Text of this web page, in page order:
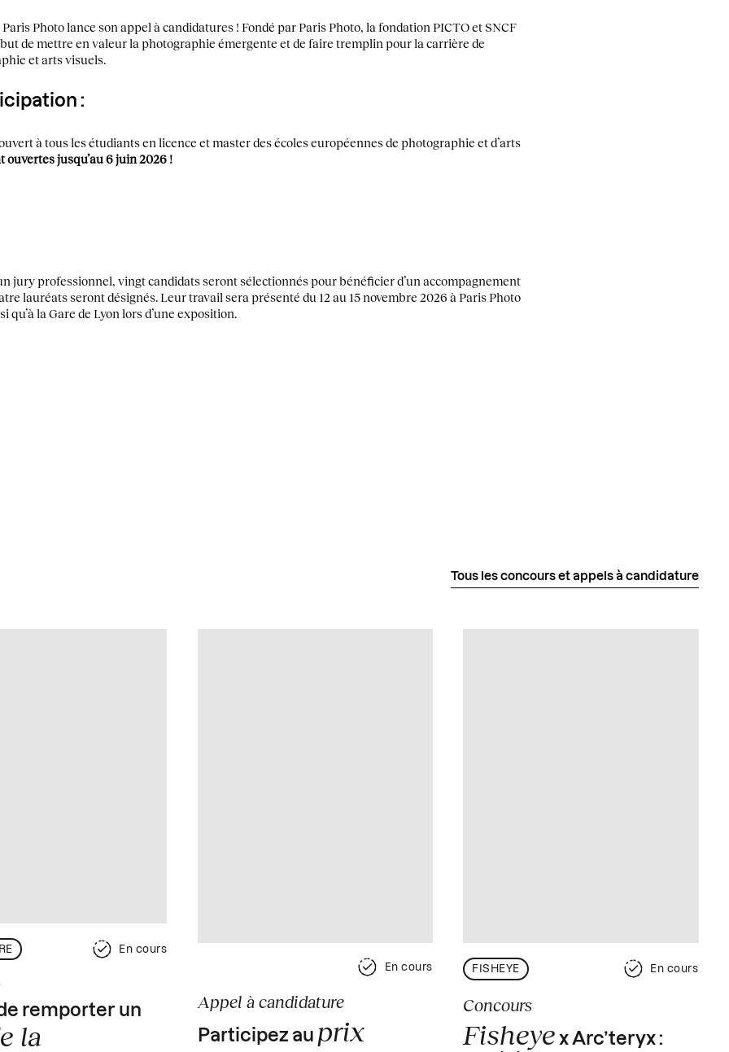
Photo lance son appel à candidatures ! Fondé par Paris Photo, la fondation PICTO et SNCF
de mettre en valeur la photographie émergente et de faire tremplin pour la carrière de
et arts visuels.
:
à tous les étudiants en licence et master des écoles européennes de photographie et d’arts
ouvertes jusqu’au 6 juin 2026 !
jury professionnel, vingt candidats seront sélectionnés pour bénéficier d’un accompagnement
lauréats seront désignés. Leur travail sera présenté du 12 au 15 novembre 2026 à Paris Photo
qu’à la Gare de Lyon lors d’une exposition.
Tous les concours et appels à candidature
En cours
remporter un
la
En cours
Appel à candidature
Participez au prix
FISHEYE En cours
Concours
Fisheye x Arc’teryx :